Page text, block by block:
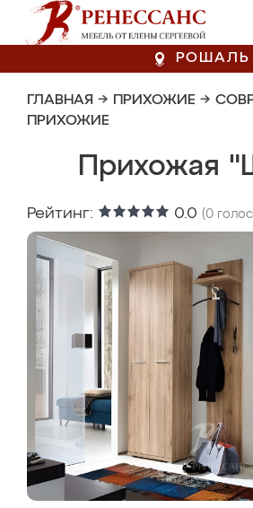
РОШАЛЬ
ГЛАВНАЯ → ПРИХОЖИЕ →
ПРИХОЖИЕ
Прихожая
Рейтинг: 0.0 (0